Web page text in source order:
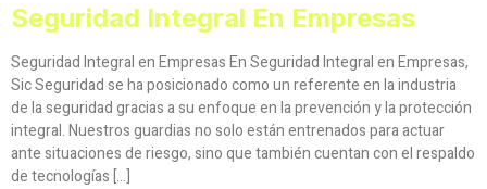
Seguridad Integral En Empresas
Seguridad Integral en Empresas En Seguridad Integral en Empresas,
Sic Seguridad se ha posicionado como un referente en la industria
de la seguridad gracias a su enfoque en la prevención y la protección
integral. Nuestros guardias no solo están entrenados para actuar
ante situaciones de riesgo, sino que también cuentan con el respaldo
de tecnologías […]